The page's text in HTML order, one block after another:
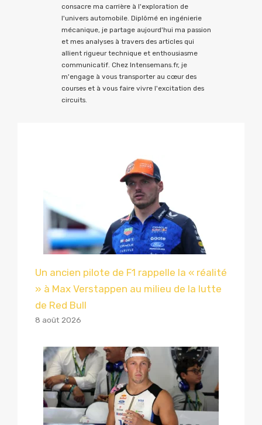
consacre ma carrière à l'exploration de
l'univers automobile. Diplômé en ingénierie
mécanique, je partage aujourd'hui ma passion
et mes analyses à travers des articles qui
allient rigueur technique et enthousiasme
communicatif. Chez Intensemans.fr, je
m'engage à vous transporter au cœur des
courses et à vous faire vivre l'excitation des
circuits.
Un ancien pilote de F1 rappelle la « réalité
» à Max Verstappen au milieu de la lutte
de Red Bull
8 août 2026